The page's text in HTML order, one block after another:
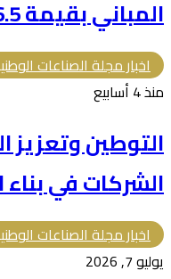
المباني بقيمة 366.5 مليون ريال
اخبار مجلة الصناعات
منذ 4 أسابيع
التوطين وتعزيز
الشركات في بناء
اخبار مجلة الصناعات
يوليو 7, 2026